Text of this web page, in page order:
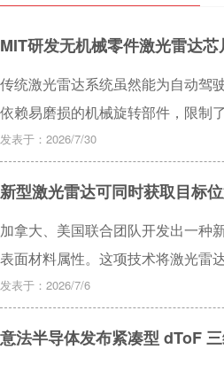
MIT研发无机械零件激光雷达芯
传统激光雷达系统虽然能为自动驾
依赖易磨损的机械旋转部件，限制
硅光子芯片，在无需任何移动部件
题。相关成果已于近期发表在权威
发表于：2026/7/30
新型激光雷达可同时获取目标
加拿大、美国联合团队开发出一种
表面材料属性。这项技术将激光雷
人技术和遥感等领域具有重要意义
发表于：2026/7/6
意法半导体发布紧凑型 dToF